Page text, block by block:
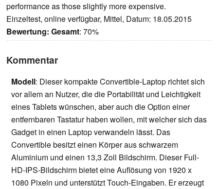
performance as those slightly more expensive.
Einzeltest, online verfügbar, Mittel, Datum: 18.05.2015
Bewertung: Gesamt: 70%
Kommentar
Modell: Dieser kompakte Convertible-Laptop richtet sich
vor allem an Nutzer, die die Portabilität und Leichtigkeit
eines Tablets wünschen, aber auch die Option einer
entfernbaren Tastatur haben wollen, mit welcher sich das
Gadget in einen Laptop verwandeln lässt. Das
Convertible besitzt einen Körper aus schwarzem
Aluminium und einen 13,3 Zoll Bildschirm. Dieser Full-
HD-IPS-Bildschirm bietet eine Auflösung von 1920 x
1080 Pixeln und unterstützt Touch-Eingaben. Er erzeugt